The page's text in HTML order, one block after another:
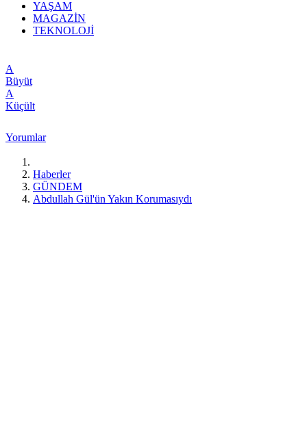
YAŞAM
MAGAZİN
TEKNOLOJİ
A
Büyüt
A
Küçült
Yorumlar
Haberler
GÜNDEM
Abdullah Gül'ün Yakın Korumasıydı